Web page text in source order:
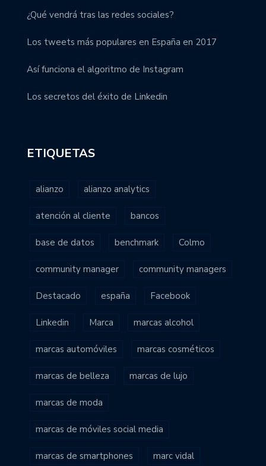
¿Qué vendrá tras las redes sociales?
Los tweets más populares en España en 2017
Así funciona el algoritmo de Instagram
Los secretos del éxito de Linkedin
ETIQUETAS
alianzo alianzo analytics
atención al cliente bancos
base de datos benchmark Colmo
community manager community managers
Destacado españa Facebook
Linkedin Marca marcas alcohol
marcas automóviles marcas cosméticos
marcas de belleza marcas de lujo
marcas de moda
marcas de móviles social media
marcas de smartphones marc vidal